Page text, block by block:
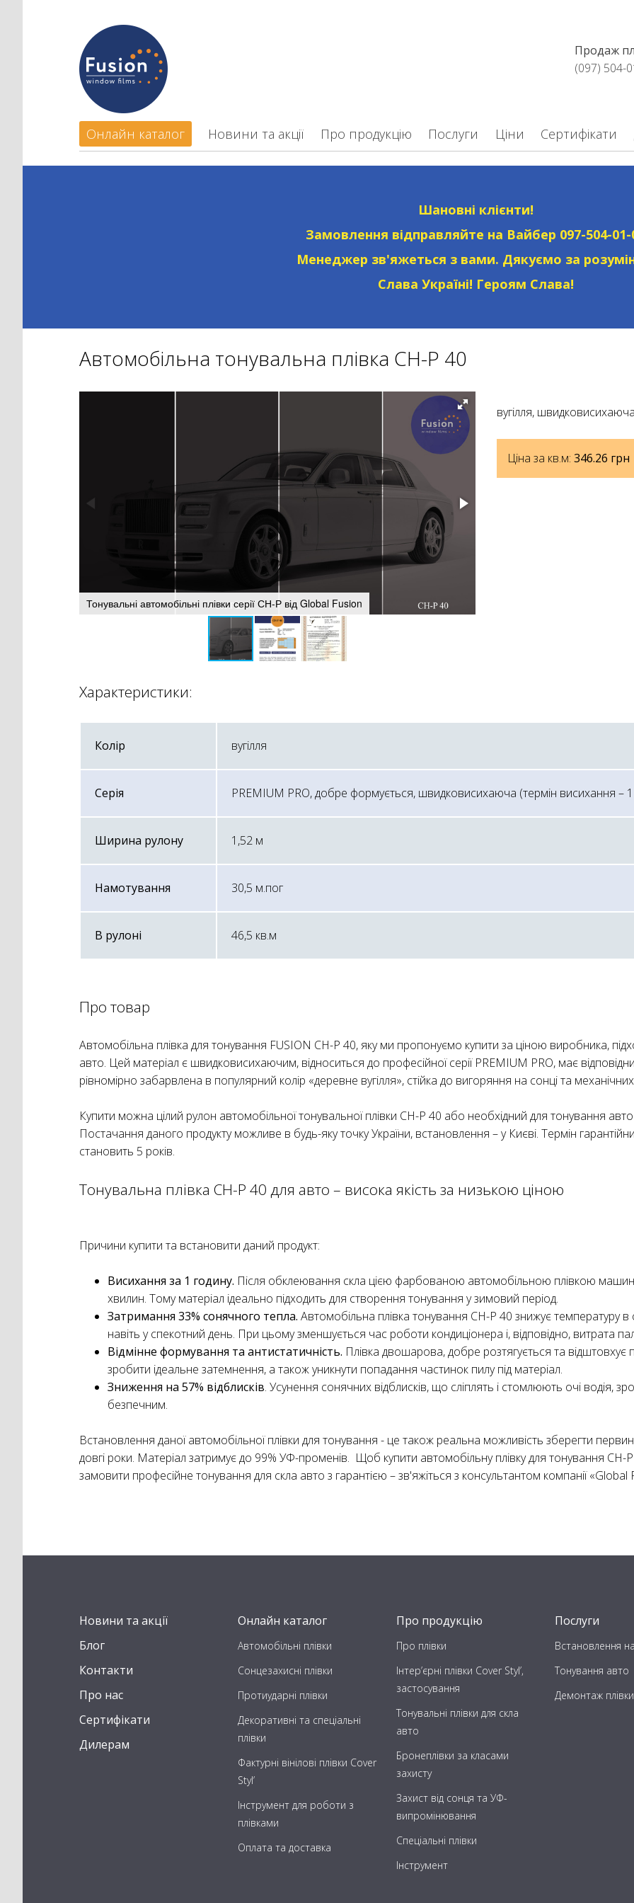
Продаж
(097) 504-
Онлайн каталог Новини та акції Про продукцію Послуги Ціни Сертифікати
Шановні клієнти!
Замовлення відправляйте на Вайбер 097-504-01-
Менеджер зв'яжеться з вами. Дякуємо за
Слава Україні! Героям Слава!
Автомобільна тонувальна плівка СН-Р 40
Тонувальні автомобільні плівки серії СН-Р від Global Fusion
вугілля, швидковисихаюча
Ціна за кв.м: 346.26 грн
Характеристики:
Колір вугілля
Серія PREMIUM PRO, добре формується, швидковисихаюча (термін висихання –
Ширина рулону 1,52 м
Намотування 30,5 м.пог
В рулоні 46,5 кв.м
Про товар
Автомобільна плівка для тонування FUSION CH-Р 40, яку ми пропонуємо купити за ціною виробника,
авто. Цей матеріал є швидковисихаючим, відноситься до професійної серії PREMIUM PRO, має
рівномірно забарвлена ​​в популярний колір «деревне вугілля», стійка до вигоряння на сонці та
Купити можна цілий рулон автомобільної тонувальної плівки CH-Р 40 або необхідний для тонування авто
Постачання даного продукту можливе в будь-яку точку України, встановлення – у Києві. Термін
становить 5 років.
Тонувальна плівка CH-Р 40 для авто – висока якість за низькою ціною
Причини купити та встановити даний продукт:
Висихання за 1 годину. Після обклеювання скла цією фарбованою автомобільною плівкою
хвилин. Тому матеріал ідеально підходить для створення тонування у зимовий період.
Затримання 33% сонячного тепла. Автомобільна плівка тонування CH-Р 40 знижує температуру
навіть у спекотний день. При цьому зменшується час роботи кондиціонера і, відповідно, витрата
Відмінне формування та антистатичність. Плівка двошарова, добре розтягується та
зробити ідеальне затемнення, а також уникнути попадання частинок пилу під матеріал.
Зниження на 57% відблисків. Усунення сонячних відблисків, що сліплять і стомлюють очі водія,
безпечним.
Встановлення даної автомобільної плівки для тонування - це також реальна можливість зберегти
довгі роки. Матеріал затримує до 99% УФ-променів. Щоб купити автомобільну плівку для тонування
замовити професійне тонування для скла авто з гарантією – зв'яжіться з консультантом компанії
Новини та акції
Блог
Контакти
Про нас
Сертифікати
Дилерам
Онлайн каталог
Автомобільні плівки
Сонцезахисні плівки
Протиударні плівки
Декоративні та спеціальні
плівки
Фактурні вінілові плівки Cover
Styl’
Інструмент для роботи з
плівками
Оплата та доставка
Про продукцію
Про плівки
Інтер’єрні плівки Cover Styl’,
застосування
Тонувальні плівки для скла
авто
Бронеплівки за класами
захисту
Захист від сонця та УФ-
випромінювання
Спеціальні плівки
Інструмент
Послуги
Встановлення
Тонування авто
Демонтаж плівки